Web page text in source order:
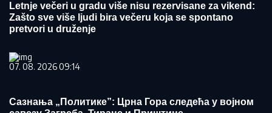
Letnje večeri u gradu više nisu rezervisane za vikend:
Zašto sve više ljudi bira večeru koja se spontano
pretvori u druženje
07. 08. 2026 09:14
Сазнања „Политике”: Црна Гора следећа у војном